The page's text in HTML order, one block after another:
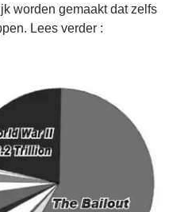
worden gemaakt dat zelfs
Lees verder :